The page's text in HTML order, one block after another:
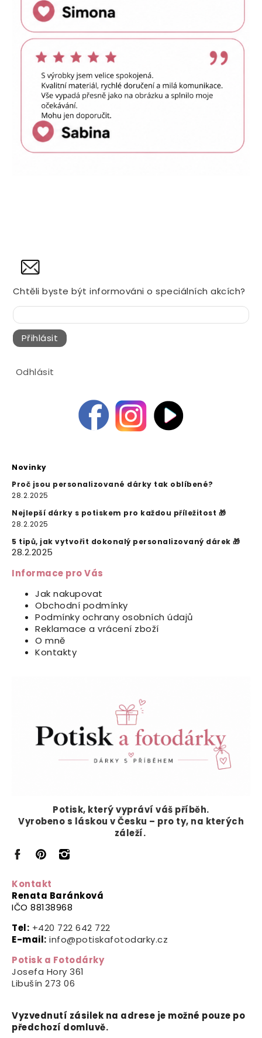
Chtěli byste být informováni o speciálních akcích?
Přihlásit
Odhlásit
Novinky
Proč jsou personalizované dárky tak oblíbené?
28.2.2025
Nejlepší dárky s potiskem pro každou příležitost 🎁
28.2.2025
5 tipů, jak vytvořit dokonalý personalizovaný dárek 🎁
28.2.2025
Informace pro Vás
Jak nakupovat
Obchodní podmínky
Podmínky ochrany osobních údajů
Reklamace a vrácení zboží
O mně
Kontakty
Potisk, který vyprávíváš příběh.
Vyrobeno s láskou v Česku – pro ty, na kterých
záleží.
Kontakt
Renata Baránková
IČO 88138968
Tel: +420 722 642 722
E-mail: info@potiskafotodarky.cz
Potisk a Fotodárky
Josefa Hory 361
Libušín 273 06
Vyzvednutí zásilek na adrese je možné pouze po
předchozí domluvě.